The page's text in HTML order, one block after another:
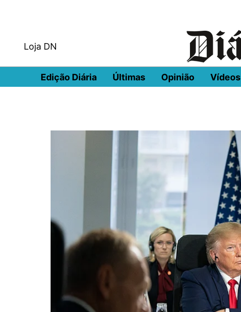
Loja DN
Edição Diária Últimas Opinião Vídeos